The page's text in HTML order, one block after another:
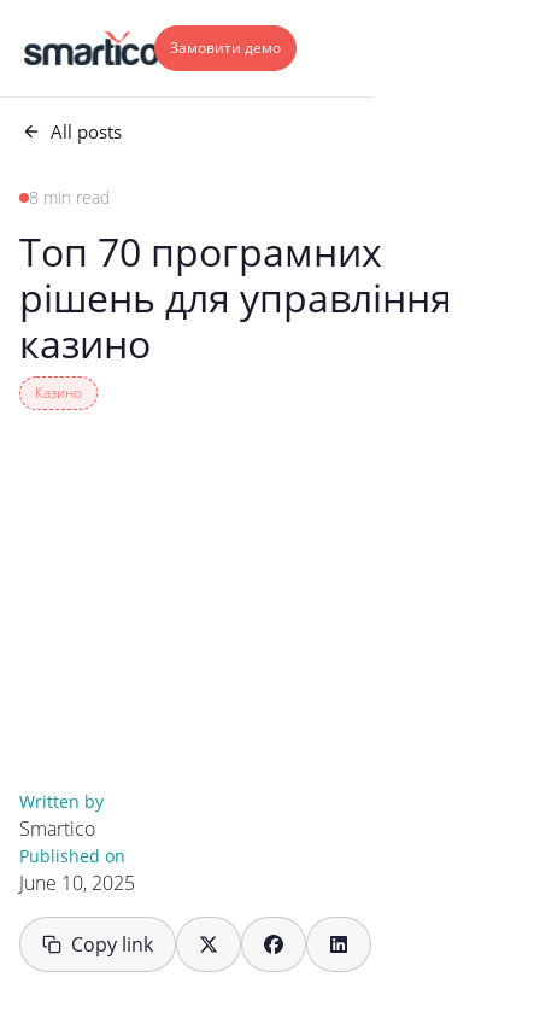
Замовити демо
All posts
8 min read
Топ 70 програмних
рішень для управління
казино
Казино
Written by
Smartico
Published on
June 10, 2025
Copy link